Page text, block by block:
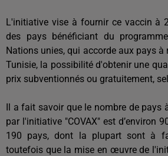
L'initiative vise à fournir ce vaccin à
des pays bénéficiant du
Nations unies, qui accorde aux pays à
Tunisie, la possibilité d'obtenir une
prix subventionnés ou gratuitement,
Il a fait savoir que le nombre de pays
par l'initiative "COVAX" est d’environ
190 pays, dont la plupart sont à
toutefois que la mise en œuvre de